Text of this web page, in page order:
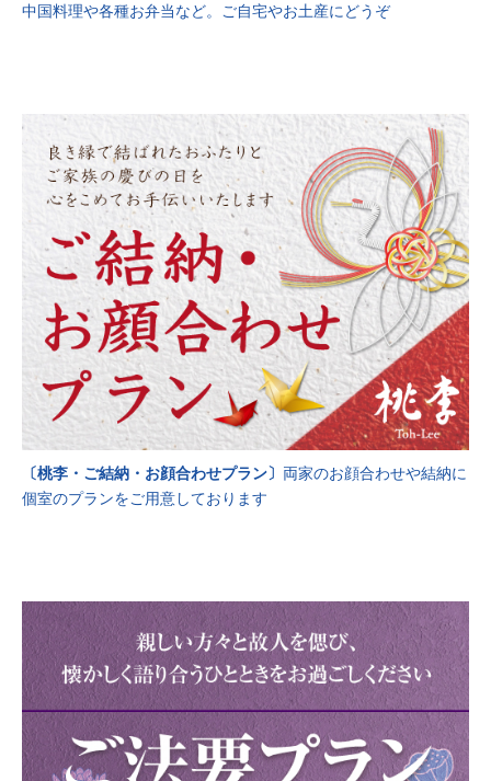
中国料理や各種お弁当など。ご自宅やお土産にどうぞ
〔桃李・ご結納・お顔合わせプラン〕 両家のお顔合わせや結納に
個室のプランをご用意しております